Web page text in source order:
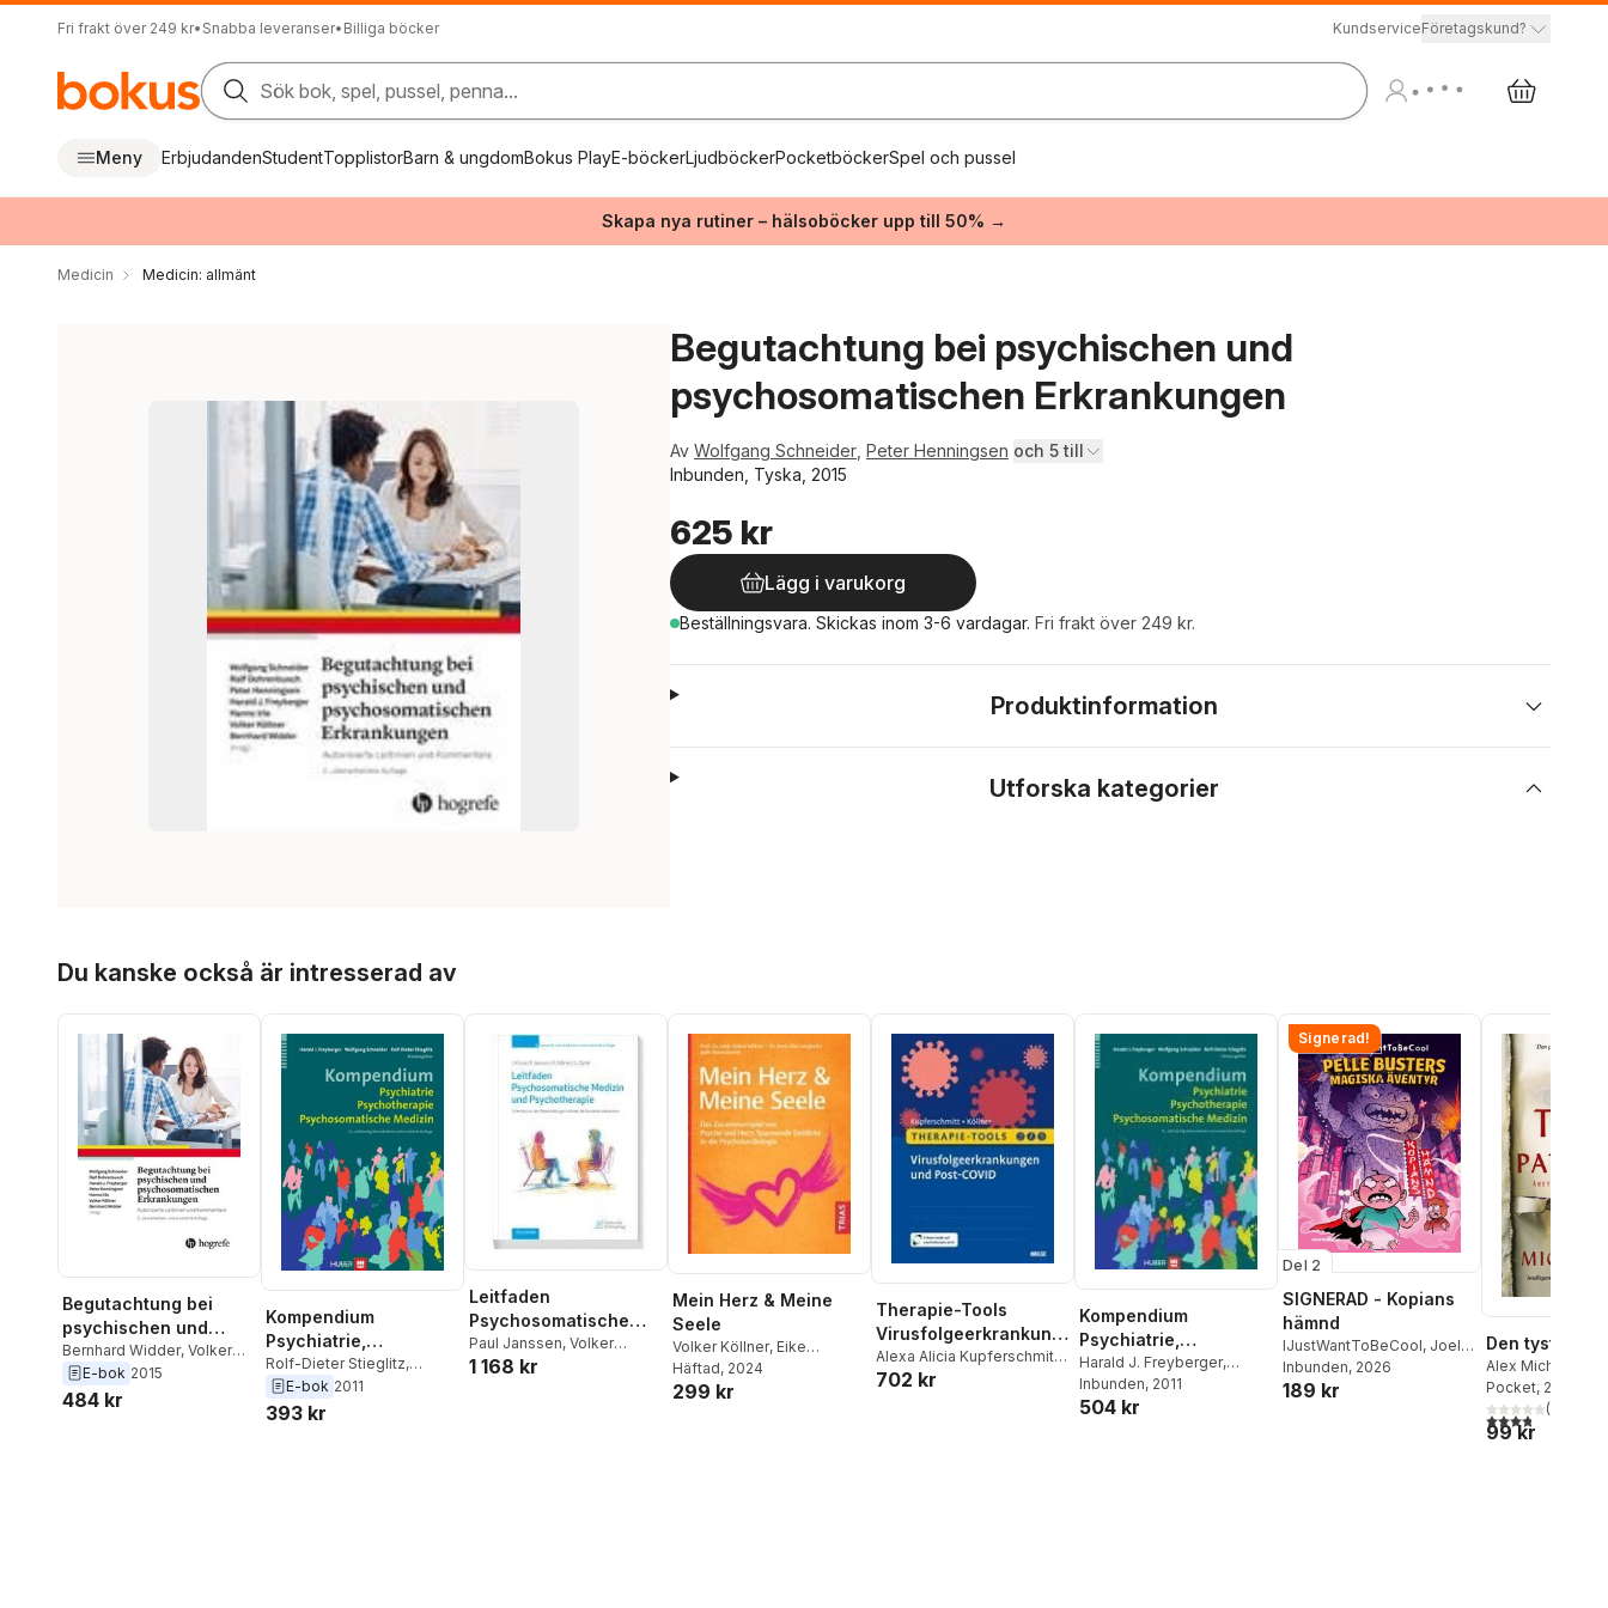
Fri frakt över 249 kr• Snabba leveranser• Billiga böcker KundserviceFöretagskund?
Sök bok, spel, pussel, penna...
Meny ErbjudandenStudentTopplistorBarn & ungdomBokus PlayE-böckerLjudböckerPocketböckerSpel och pussel
Skapa nya rutiner – hälsoböcker upp till 50% →
Medicin Medicin: allmänt
Begutachtung bei psychischen und
psychosomatischen Erkrankungen
Av Wolfgang Schneider Peter Henningsen och 5 till
Inbunden, Tyska, 2015
625 kr
Lägg i varukorg
Beställningsvara. Skickas inom 3-6 vardagar. Fri frakt över 249 kr.
Produktinformation
Utforska kategorier
Du kanske också är intresserad av
Begutachtung bei
psychischen und
psychosomatischen
Erkrankungen
Bernhard Widder, Volker
Kollner,Hanno Irle
J. Freyberger
E-bok 2015
484 kr
Kompendium
Psychiatrie,
Psychotherapie,
Psychosomatische
Medizin
Rolf-Dieter Stieglitz,
Wolfgang Schneider
Harald J Freyberger
E-bok 2011
393 kr
Leitfaden
Psychosomatische
Medizin
Paul Janssen, Volker
Köllner ,Johannes Kruse
1 168 kr
Mein Herz & Meine
Seele
Volker Köllner, Eike
Langheim,Judit
Kleinschmidt
Häftad, 2024
299 kr
Therapie-Tools
Virusfolgeerkrankung
en und Post-COVID
Alexa Alicia Kupferschmitt ,
Volker Köllner
702 kr
Kompendium
Psychiatrie,
Psychotherapie,
Psychosomatische
Medizin
Harald J. Freyberger,
Wolfgang Schneider
Dieter Stieglitz
Inbunden, 2011
504 kr
Signerad!
Del 2
SIGNERAD - Kopians
hämnd
IJustWantToBeCool, Joel
Adolphson,Emil Ejdemo
Beer ,Victor Beer
Inbunden, 2026
189 kr
Den tysta
Alex Michaelides
Pocket, 2020
3,8utav 5(
99 kr